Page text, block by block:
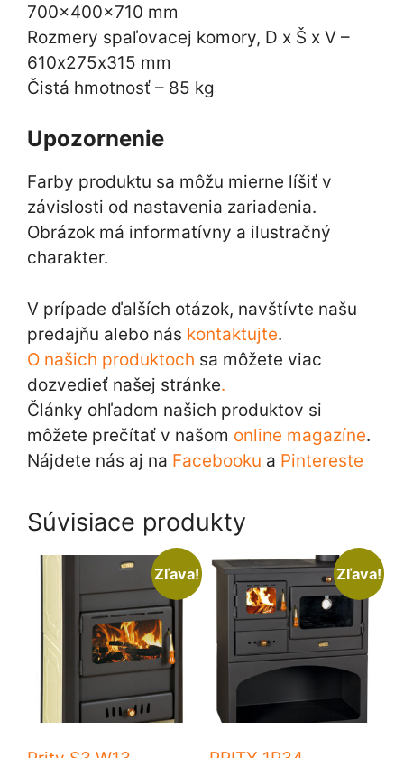
700x400x710 mm
Rozmery spaľovacej komory, D x Š x V –
610х275х315 mm
Čistá hmotnosť – 85 kg
Upozornenie
Farby produktu sa môžu mierne líšiť v
závislosti od nastavenia zariadenia.
Obrázok má informatívny a ilustračný
charakter.
V prípade ďalších otázok, navštívte našu
predajňu alebo nás kontaktujte.
O našich produktoch sa môžete viac
dozvedieť našej stránke.
Články ohľadom našich produktov si
môžete prečítať v našom online magazíne.
Nájdete nás aj na Facebooku a Pintereste
Súvisiace produkty
Zľava! Zľava!